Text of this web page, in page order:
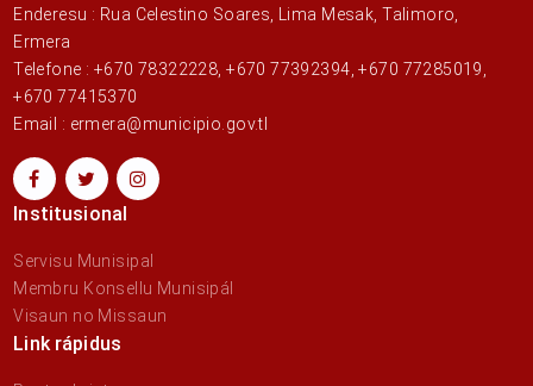
Enderesu : Rua Celestino Soares, Lima Mesak, Talimoro,
Ermera
Telefone : +670 78322228, +670 77392394, +670 77285019,
+670 77415370
Email : ermera@municipio.gov.tl
Institusional
Servisu Munisipal
Membru Konsellu Munisipál
Visaun no Missaun
Link rápidus